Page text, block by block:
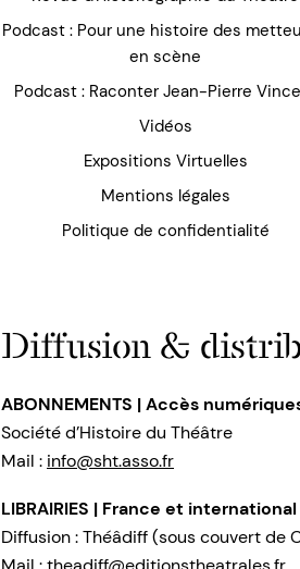
Podcast : Pour une histoire des
en scène
Podcast : Raconter Jean-Pierre
Vidéos
Expositions Virtuelles
Mentions légales
Politique de confidentialité
Diffusion &
ABONNEMENTS | Accès
Société d’Histoire du Théâtre
Mail : info@sht.asso.fr
LIBRAIRIES | France et international
Diffusion : Théâdiff (sous couvert de